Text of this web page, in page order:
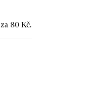
za 80 Kč.